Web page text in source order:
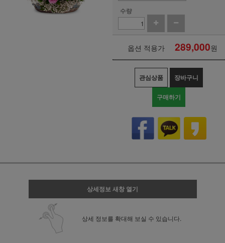
수량
옵션 적용가 289,000원
관심상품 장바구니
구매하기
상세정보 새창 열기
상세 정보를 확대해 보실 수 있습니다.